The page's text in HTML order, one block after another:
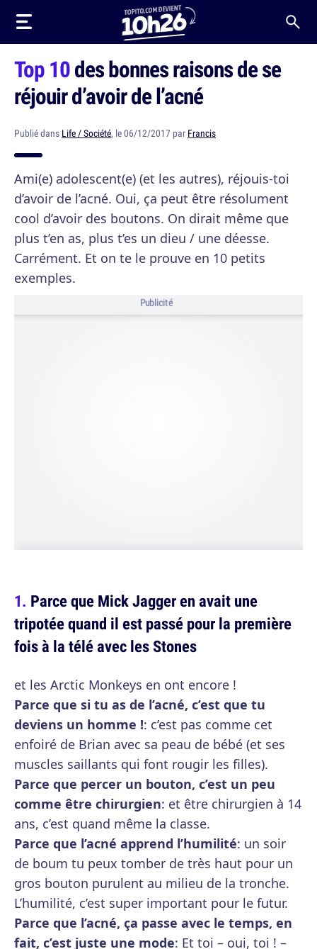
Top 10des bonnes raisons de se
réjouir d’avoir de l’acné
Publié dans Life / Société, le 06/12/2017 par Francis
Ami(e) adolescent(e) (et les autres), réjouis-toi
d’avoir de l’acné. Oui, ça peut être résolument
cool d’avoir des boutons. On dirait même que
plus t’en as, plus t’es un dieu / une déesse.
Carrément. Et on te le prouve en 10 petits
exemples.
Publicité
Parce que Mick Jagger en avait une
tripotée quand il est passé pour la première
fois à la télé avec les Stones
et les Arctic Monkeys en ont encore !
Parce que si tu as de l’acné, c’est que tu
deviens un homme !: c’est pas comme cet
enfoiré de Brian avec sa peau de bébé (et ses
muscles saillants qui font rougir les filles).
Parce que percer un bouton, c’est un peu
comme être chirurgien: et être chirurgien à 14
ans, c’est quand même la classe.
Parce que l’acné apprend l’humilité: un soir
de boum tu peux tomber de très haut pour un
gros bouton purulent au milieu de la tronche.
L’humilité, c’est super important pour le futur.
Parce que l’acné, ça passe avec le temps, en
fait, c’est juste une mode: Et toi – oui, toi ! –